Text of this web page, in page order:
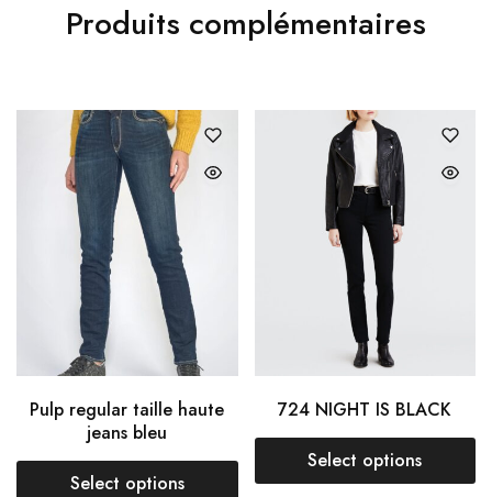
Produits complémentaires
Pulp regular taille haute
jeans bleu
Select options
724 NIGHT IS BLACK
Select options